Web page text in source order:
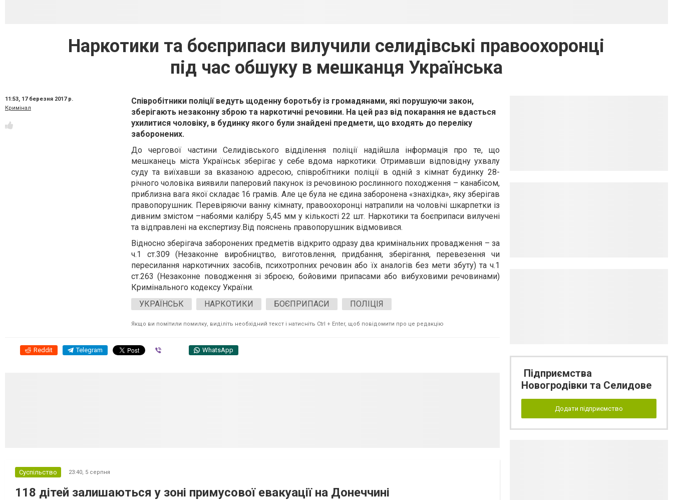
Наркотики та боєприпаси вилучили селидівські правоохоронці
під час обшуку в мешканця Українська
11:53, 17 березня 2017 р.
Кримінал
Співробітники поліції ведуть щоденну боротьбу із громадянами, які порушуючи закон,
зберігають незаконну зброю та наркотичні речовини. На цей раз від покарання не вдасться
ухилитися чоловіку, в будинку якого були знайдені предмети, що входять до переліку
заборонених.
До чергової частини Селидівського відділення поліції надійшла інформація про те, що
мешканець міста Українськ зберігає у себе вдома наркотики. Отримавши відповідну ухвалу
суду та виїхавши за вказаною адресою, співробітники поліції в одній з кімнат будинку 28-
річного чоловіка виявили паперовий пакунок із речовиною рослинного походження – канабісом,
приблизна вага якої складає 16 грамів. Але це була не єдиназаборонена «знахідка», яку зберігав
правопорушник. Перевіряючи ванну кімнату, правоохоронці натрапили на чоловічі шкарпетки із
дивним змістом –набоями калібру 5,45 мм у кількості 22 шт. Наркотики та боєприпаси вилучені
та відправлені на експертизу.Від пояснень правопорушник відмовився.
Відносно зберігача заборонених предметів відкрито одразу два кримінальних провадження – за
ч.1 ст.309 (Незаконне виробництво, виготовлення, придбання, зберігання, перевезення чи
пересилання наркотичних засобів, психотропних речовин або їх аналогів без мети збуту) тач.1
ст.263 (Незаконне поводження зі зброєю, бойовими припасами або вибуховими речовинами)
Кримінального кодексу України.
УКРАЇНСЬК
НАРКОТИКИ БОЄПРИПАСИ ПОЛІЦІЯ
Якщо ви помітили помилку, виділіть необхідний текст і натисніть Ctrl + Enter, щоб повідомити про це редакцію
Reddit Telegram WhatsApp
Суспільство 23:40, 5 серпня
118 дітей залишаються у зоні примусової евакуації на Донеччині
Підприємства
Новогродівки та Селидове
Додати підприємство